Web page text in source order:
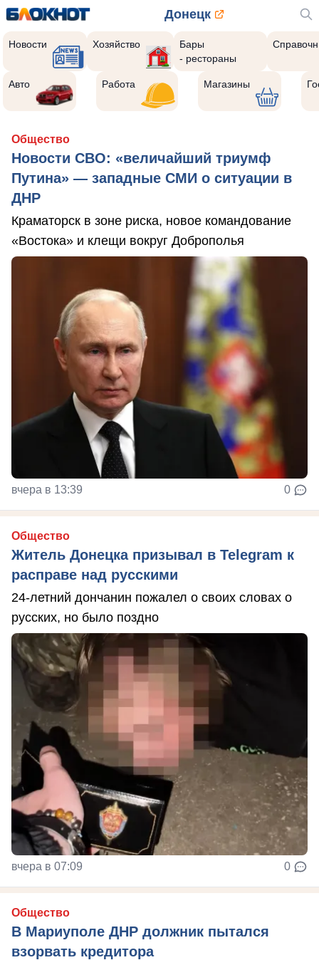
Донецк
Новости Хозяйство
Бары
- рестораны
Авто Работа Магазины
Общество
Новости СВО: «величайший триумф
Путина» — западные СМИ о ситуации в
ДНР
Краматорск в зоне риска, новое командование
«Востока» и клещи вокруг Доброполья
вчера в 13:39 0
Общество
Житель Донецка призывал в Telegram к
расправе над русскими
24-летний дончанин пожалел о своих словах о
русских, но было поздно
вчера в 07:09 0
Общество
В Мариуполе ДНР должник пытался
взорвать кредитора